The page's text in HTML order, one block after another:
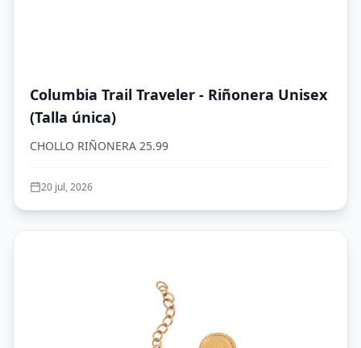
Columbia Trail Traveler - Riñonera Unisex
(Talla única)
CHOLLO RIÑONERA 25.99
20 jul, 2026